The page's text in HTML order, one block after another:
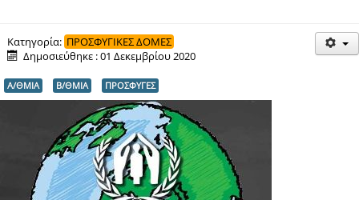
ΔΡΑΣΕΙΣ
ΕΠΙΚΟΙΝΩΝΙΑ
ΕΞ ΑΠΟΣΤΑΣΕΩΣ ΕΚΠΑΙΔΕΥΣΗ
Κατηγορία: ΠΡΟΣΦΥΓΙΚΕΣ ΔΟΜΕΣ
Δημοσιεύθηκε : 01 Δεκεμβρίου 2020
Α/ΘΜΙΑ Β/ΘΜΙΑ ΠΡΟΣΦΥΓΕΣ